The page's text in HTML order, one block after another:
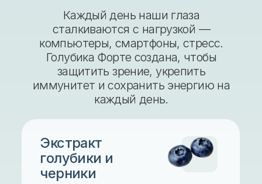
Шиповник и
витамин С
Укрепляют сосуды глаз и защищают
сетчатку от повреждений.